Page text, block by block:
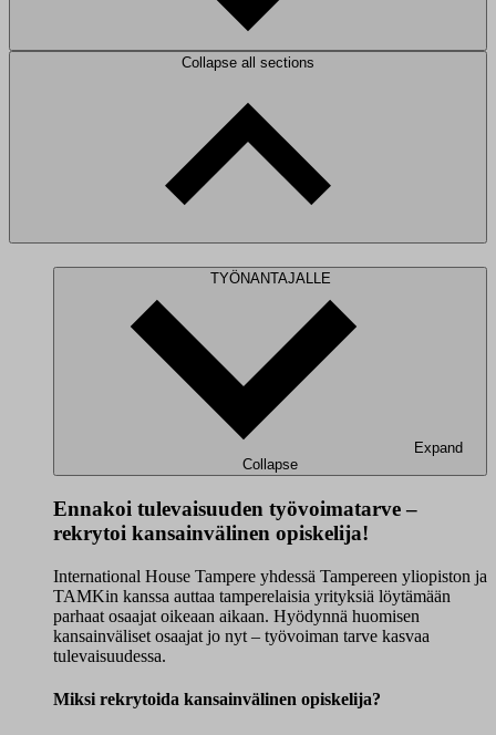
Collapse all sections
TYÖNANTAJALLE
Expand
Collapse
Ennakoi tulevaisuuden työvoimatarve –
rekrytoi kansainvälinen opiskelija!
International House Tampere yhdessä Tampereen yliopiston ja
TAMKin kanssa auttaa tamperelaisia yrityksiä löytämään
parhaat osaajat oikeaan aikaan. Hyödynnä huomisen
kansainväliset osaajat jo nyt – työvoiman tarve kasvaa
tulevaisuudessa.
Miksi rekrytoida kansainvälinen opiskelija?